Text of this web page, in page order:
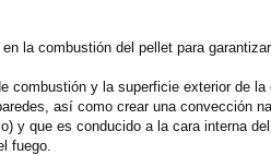
la combustión del pellet para
combustión y la superficie exterior de la
así como crear una convección
y que es conducido a la cara interna
fuego.